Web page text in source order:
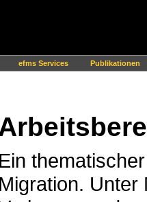
efms Services Publikationen
Ein
Migration. Unter